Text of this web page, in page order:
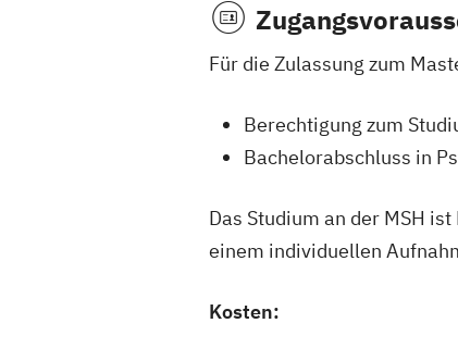
Für die Zulassung zum
Berechtigung zum
Bachelorabschluss in
Das Studium an der MSH
einem individuellen
Kosten: